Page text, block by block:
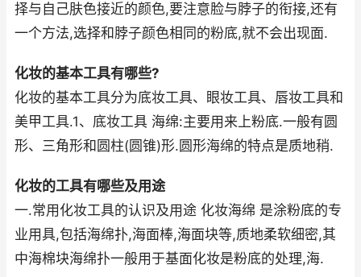
择与自己肤色接近的颜色,要注意脸与脖子的衔接,还有
一个方法,选择和脖子颜色相同的粉底,就不会出现面.
化妆的基本工具有哪些?
化妆的基本工具分为底妆工具、眼妆工具、唇妆工具和
美甲工具.1、底妆工具 海绵:主要用来上粉底.一般有圆
形、三角形和圆柱(圆锥)形.圆形海绵的特点是质地稍.
化妆的工具有哪些及用途
一.常用化妆工具的认识及用途 化妆海绵 是涂粉底的专
业用具,包括海绵扑,海面棒,海面块等,质地柔软细密,其
中海棉块海绵扑一般用于基面化妆是粉底的处理,海.